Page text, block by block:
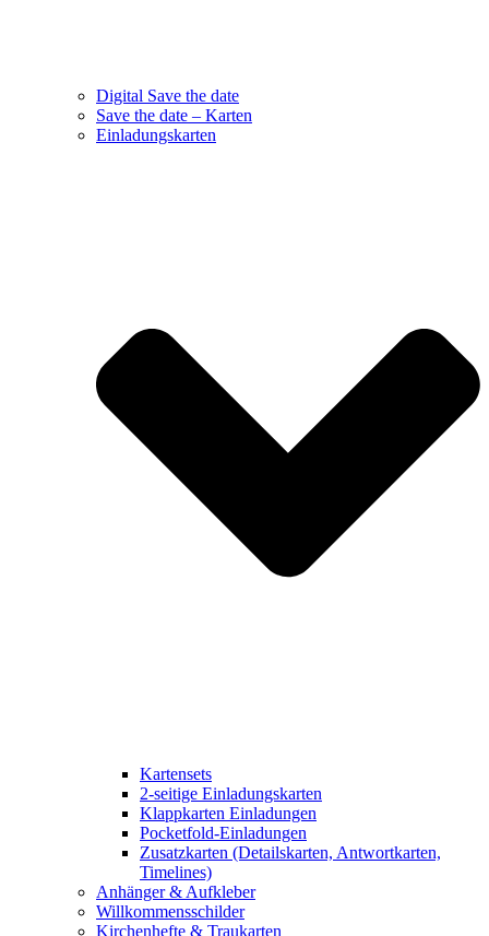
Digital Save the date
Save the date – Karten
Einladungskarten
Kartensets
2-seitige Einladungskarten
Klappkarten Einladungen
Pocketfold-Einladungen
Zusatzkarten (Detailskarten, Antwortkarten,
Timelines)
Anhänger & Aufkleber
Willkommensschilder
Kirchenhefte & Traukarten